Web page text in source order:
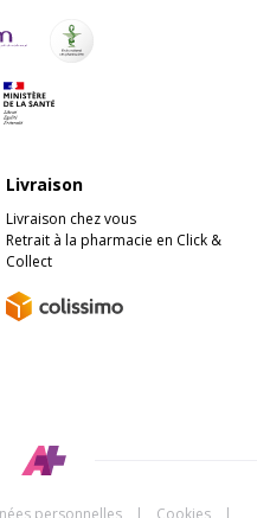
Livraison
Livraison chez vous
Retrait à la pharmacie en Click &
Collect
personnelles | Cookies |